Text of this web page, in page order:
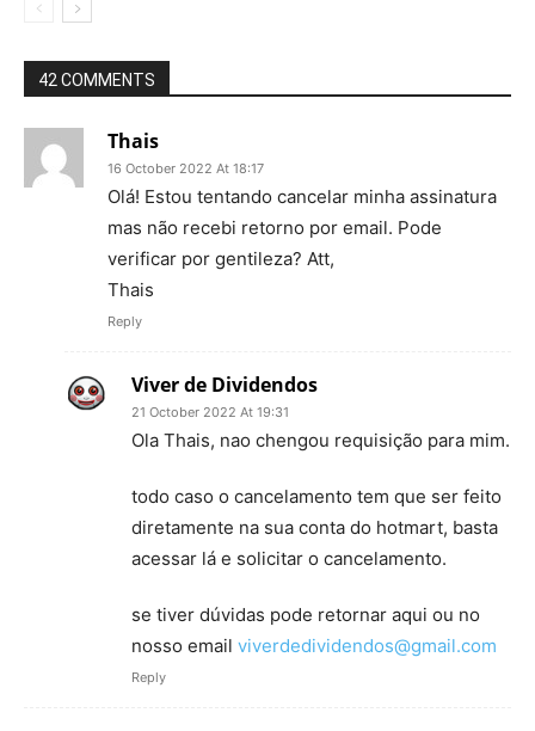
42 COMMENTS
Thais
16 October 2022 At 18:17
Olá! Estou tentando cancelar minha assinatura
mas não recebi retorno por email. Pode
verificar por gentileza? Att,
Thais
Reply
Viver de Dividendos
21 October 2022 At 19:31
Ola Thais, nao chengou requisição para mim.
todo caso o cancelamento tem que ser feito
diretamente na sua conta do hotmart, basta
acessar lá e solicitar o cancelamento.
se tiver dúvidas pode retornar aqui ou no
nosso email viverdedividendos@gmail.com
Reply